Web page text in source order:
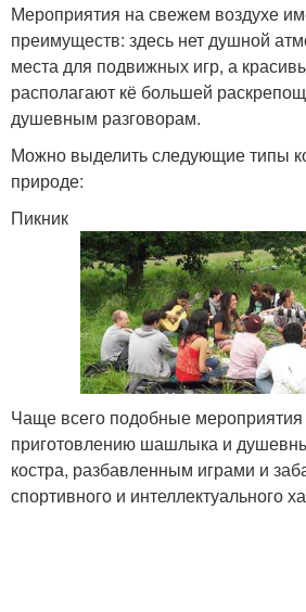
Необычные
корпоративы
Корпоратив в бункере
Корпоратив для
сотрудников
Мероприятия на свежем воздухе
преимуществ: здесь нет душной
места для подвижных игр, а
располагают кё большей
душевным разговорам.
Можно выделить следующие типы
природе:
Пикник
Чаще всего подобные мероприятия
приготовлению шашлыка и
костра, разбавленным играми и
спортивного и интеллектуального